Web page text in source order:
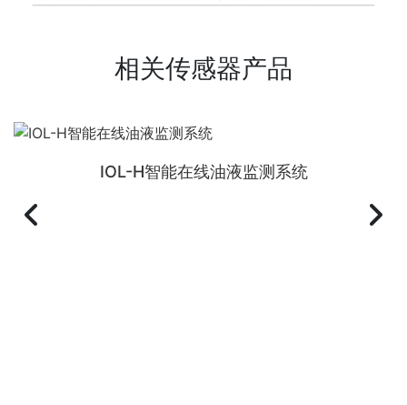
相关传感器产品
IOL-H智能在线油液监测系统